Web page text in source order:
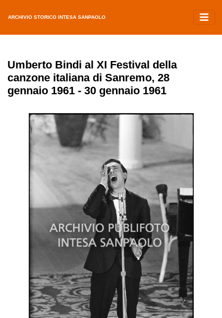
ARCHIVIO STORICO INTESA SANPAOLO
Umberto Bindi al XI Festival della
canzone italiana di Sanremo, 28
gennaio 1961 - 30 gennaio 1961